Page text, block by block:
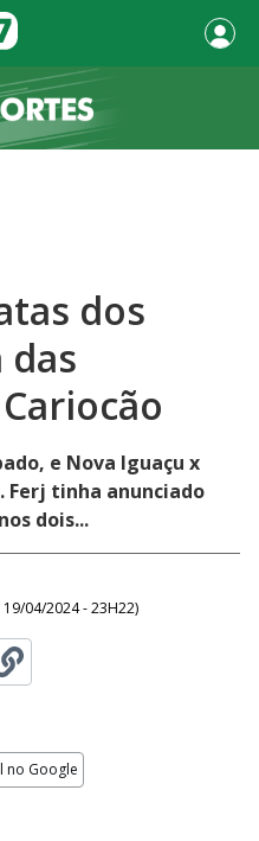
dos
das
e Nova Iguaçu x
Ferj tinha anunciado
dois...
19/04/2024 - 23H22)
no Google